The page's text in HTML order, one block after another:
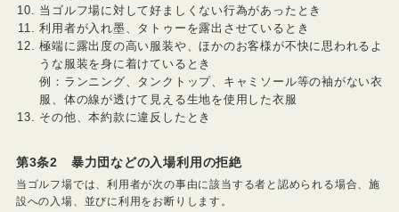
当ゴルフ場に対して好ましくない行為があったとき
利用者が入れ墨、タトゥーを露出させているとき
極端に露出度の高い服装や、ほかのお客様が不快に思われるよ
うな服装を身に着けているとき
例：ランニング、タンクトップ、キャミソール等の袖がない衣
服、体の線が透けて見える生地を使用した衣服
その他、本約款に違反したとき
第3条2 暴力団などの入場利用の拒絶
当ゴルフ場では、利用者が次の事由に該当する者と認められる場合、施
設への入場、並びに利用をお断りします。